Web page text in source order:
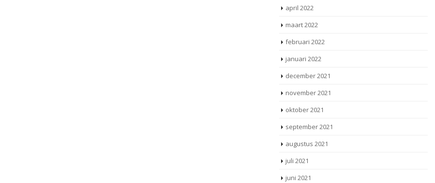
april 2022
maart 2022
februari 2022
januari 2022
december 2021
november 2021
oktober 2021
september 2021
augustus 2021
juli 2021
juni 2021